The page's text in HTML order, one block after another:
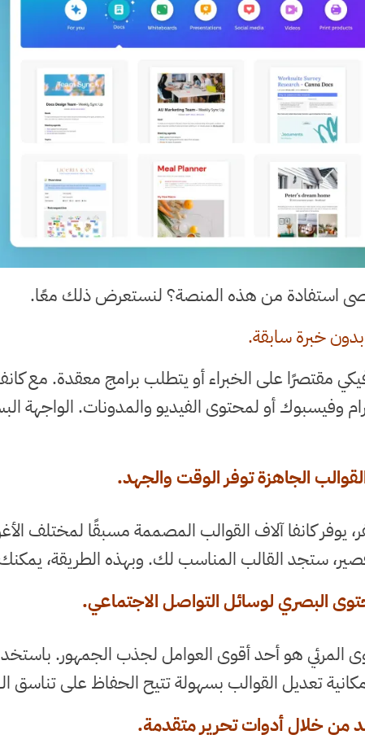
استفادة من هذه المنصة؟ لنستعرض ذلك معًا.
مقتصرًا على الخبراء أو يتطلب برامج معقدة. مع
وفيسبوك أو لمحتوى الفيديو والمدونات. الواجهة
يوفر كانفا آلاف القوالب المصممة مسبقًا لمختلف
ستجد القالب المناسب لك. وبهذه الطريقة،
المرئي هو أحد أقوى العوامل لجذب الجمهور.
تعديل القوالب بسهولة تتيح الحفاظ على